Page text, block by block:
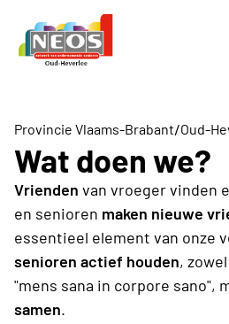
Provincie Vlaams-Brabant/Oud-
Wat doen we?
Vrienden van vroeger vinden
en senioren maken nieuwe
essentieel element van onze
senioren actief houden,
"mens sana in corpore sano",
samen.